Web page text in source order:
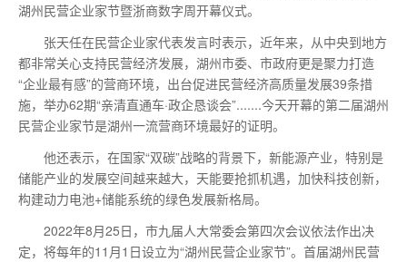
湖州民营企业家节暨浙商数字周开幕仪式。
张天任在民营企业家代表发言时表示，近年来，从中央到地方
都非常关心支持民营经济发展，湖州市委、市政府更是聚力打造
“企业最有感”的营商环境，出台促进民营经济高质量发展39条措
施，举办62期“亲清直通车·政企恳谈会”.......今天开幕的第二届湖州
民营企业家节是湖州一流营商环境最好的证明。
他还表示，在国家“双碳”战略的背景下，新能源产业，特别是
储能产业的发展空间越来越大，天能要抢抓机遇，加快科技创新，
构建动力电池+储能系统的绿色发展新格局。
2022年8月25日，市九届人大常委会第四次会议依法作出决
定，将每年的11月1日设立为“湖州民营企业家节”。首届湖州民营